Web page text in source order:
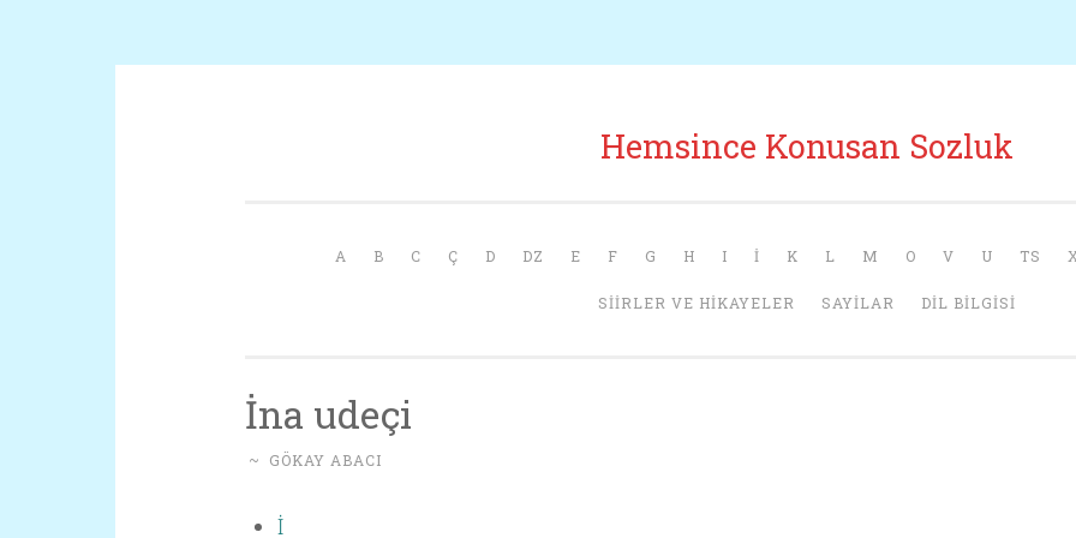
Hemsince Konusan Sozluk
A B C Ç D DZ E F G H I İ K L M O V U TS
SIIRLER VE HIKAYELER SAYILAR DIL BILGISI
İna udeçi
~ GÖKAY ABACI
İ